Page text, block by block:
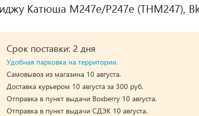
Катюша М247е/Р247е (THM247),
Срок поставки: 2 дня
Удобная парковка на территории.
Самовывоз из магазина 10 августа.
Доставка курьером 10 августа за 300 руб.
Отправка в пункт выдачи Boxberry 10 августа.
Отправка в пункт выдачи СДЭК 10 августа.